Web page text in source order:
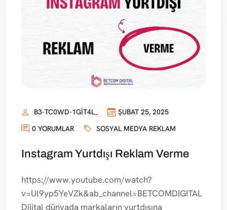
B3-TC0WD-1GIT4L_
ŞUBAT 25, 2025
0 YORUMLAR
SOSYAL MEDYA REKLAM
Instagram Yurtdışı Reklam Verme
https://www.youtube.com/watch?
v=Ul9yp5YeVZk&ab_channel=BETCOMDIGITAL
Dijital dünyada markaların yurtdışına